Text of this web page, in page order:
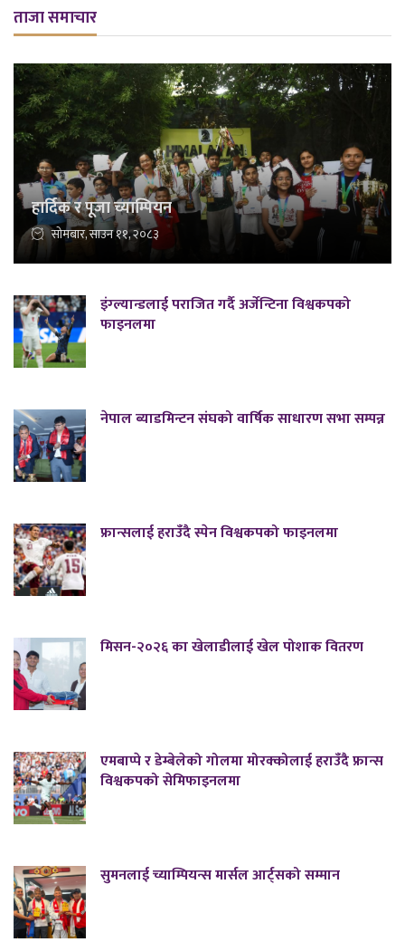
ताजा समाचार
हार्दिक र पूजा च्याम्पियन
सोमबार, साउन ११, २०८३
इंग्ल्यान्डलाई पराजित गर्दै अर्जेन्टिना विश्वकपको
फाइनलमा
नेपाल ब्याडमिन्टन संघको वार्षिक साधारण सभा सम्पन्न
फ्रान्सलाई हराउँदै स्पेन विश्वकपको फाइनलमा
मिसन-२०२६ का खेलाडीलाई खेल पोशाक वितरण
एमबाप्पे र डेम्बेलेको गोलमा मोरक्कोलाई हराउँदै फ्रान्स
विश्वकपको सेमिफाइनलमा
सुमनलाई च्याम्पियन्स मार्सल आर्ट्सको सम्मान